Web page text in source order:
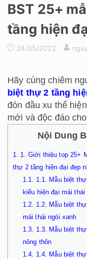
BST 25+
tầng hiện
24/05/2022
Hãy cùng chiêm
biệt thự 2 tầng
đón đầu xu thế
mới và độc đáo
Nội Dung
1. 1. Giới thiệu top 25+
thự 2 tầng hiện đại đẹp
1.1. 1.1. Mẫu biệt
kiểu hiện đại mái thái
1.2. 1.2. Mẫu biệt
mái thái ngói xanh
1.3. 1.3. Mẫu biệt
nông thôn
1.4. 1.4. Mẫu biệt